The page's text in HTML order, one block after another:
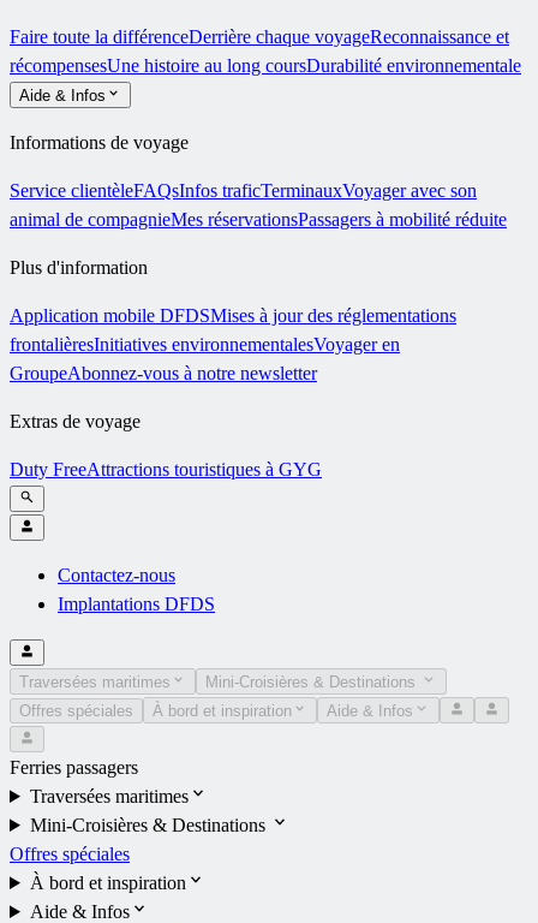
Faire toute la différenceDerrière chaque voyageReconnaissance et
récompensesUne histoire au long coursDurabilité environnementale
Aide & Infos
Informations de voyage
Service clientèleFAQsInfos traficTerminauxVoyager avec son
animal de compagnieMes réservationsPassagers à mobilité réduite
Plus d'information
Application mobile DFDSMises à jour des réglementations
frontalièresInitiatives environnementalesVoyager en
GroupeAbonnez-vous à notre newsletter
Extras de voyage
Duty FreeAttractions touristiques à GYG
Contactez-nous
Implantations DFDS
Traversées maritimes
Mini-Croisières & Destinations
Offres spéciales
À bord et inspiration Aide & Infos
Ferries passagers
Traversées maritimes
Mini-Croisières & Destinations
Offres spéciales
À bord et inspiration
Aide & Infos